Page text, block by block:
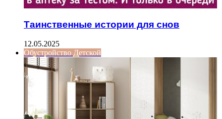
Таинственные истории для снов
12.05.2025
Обустройство Детской